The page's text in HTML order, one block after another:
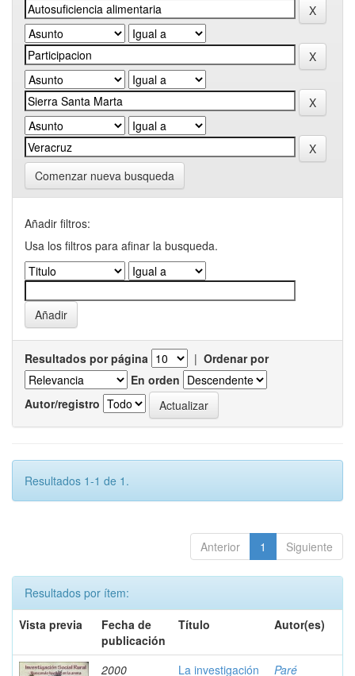
Comenzar nueva busqueda
Añadir filtros:
Usa los filtros para afinar la busqueda.
Resultados por página | Ordenar por
En orden
Autor/registro
Resultados 1-1 de 1.
Anterior 1 Siguiente
Resultados por ítem:
Vista previa
Fecha de
publicación
Título Autor(es)
2000
La investigación
Paré